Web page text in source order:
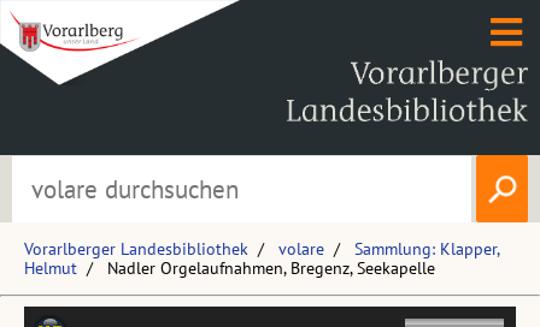
Vorarlberger Landesbibliothek volare
Sammlung: Klapper,
Helmut
Nadler Orgelaufnahmen, Bregenz, Seekapelle